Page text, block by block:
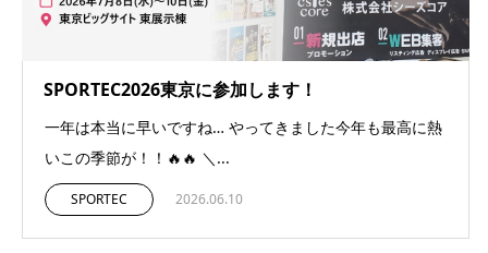
SPORTEC2026東京に参加します！
一年は本当に早いですね… やってきました今年も最高に熱
いこの季節が！！🔥🔥 ＼...
SPORTEC 2026.06.10